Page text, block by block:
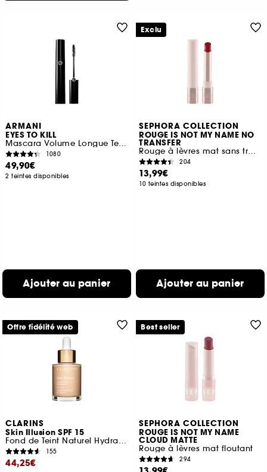
ARMANI
EYES TO KILL
Mascara Volume Longue Tenue
1080
49,90€
2 teintes disponibles
Ajouter au panier
SEPHORA COLLECTION
ROUGE IS NOT MY NAME NO
TRANSFER
Rouge à lèvres mat sans transfert
204
13,99€
10 teintes disponibles
Ajouter au panier
Exclu
CLARINS
Skin Illusion SPF 15
Fond de Teint Naturel Hydratation
155
44,25€
Offre fidélité web
SEPHORA COLLECTION
ROUGE IS NOT MY NAME
CLOUD MATTE
Rouge à lèvres mat floutant
294
Best seller